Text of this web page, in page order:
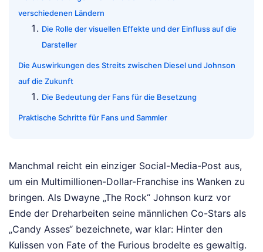
verschiedenen Ländern
Die Rolle der visuellen Effekte und der Einfluss auf die
Darsteller
Die Auswirkungen des Streits zwischen Diesel und Johnson
auf die Zukunft
Die Bedeutung der Fans für die Besetzung
Praktische Schritte für Fans und Sammler
Manchmal reicht ein einziger Social-Media-Post aus,
um ein Multimillionen-Dollar-Franchise ins Wanken zu
bringen. Als Dwayne „The Rock“ Johnson kurz vor
Ende der Dreharbeiten seine männlichen Co-Stars als
„Candy Asses“ bezeichnete, war klar: Hinter den
Kulissen von Fate of the Furious brodelte es gewaltig.